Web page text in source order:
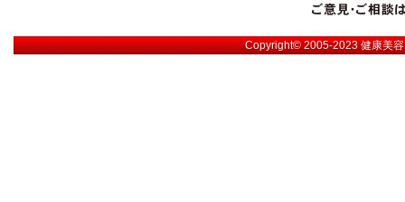
Copyright© 2005-2023健康美